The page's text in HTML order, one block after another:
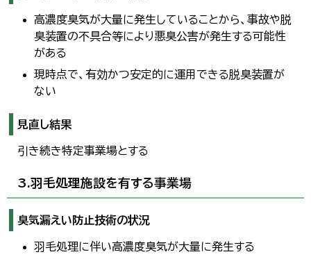
高濃度臭気が大量に発生していることから、事故や脱
臭装置の不具合等により悪臭公害が発生する可能性
がある
現時点で、有効かつ安定的に運用できる脱臭装置が
ない
見直し結果
引き続き特定事業場とする
3.羽毛処理施設を有する事業場
臭気漏えい防止技術の状況
羽毛処理に伴い高濃度臭気が大量に発生する